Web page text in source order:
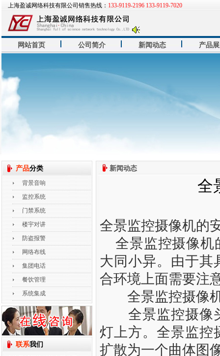
上海盈诚网络科技有限公司销售热线： 133-9119-2196 133-9119-7020
网站首页 公司简介 新闻动态 产品
新闻动态
全
全景监控摄像机的
全景监控摄像机
大同小异。由于其
合环境上面需要注
全景监控摄像机
全景监控摄像头
灯上方。全景监控
扩散为一个曲体图
产品分类
背景音响
监控系统
门禁系统
楼宇对讲
防盗报警
网络布线
集团电话
餐饮管理
系统集成
联系我们